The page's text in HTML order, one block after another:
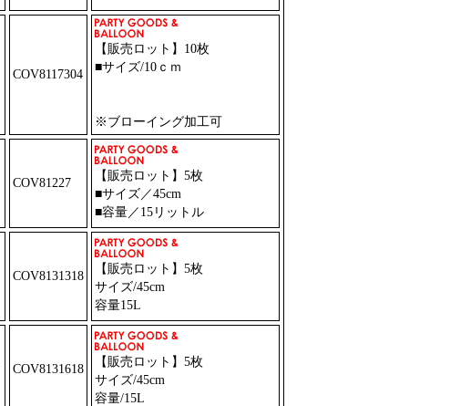
COV8117304
【販売ロット】10枚
■サイズ/10ｃｍ
※ブローイング加工可
COV81227
【販売ロット】5枚
■サイズ／45cm
■容量／15リットル
COV8131318
【販売ロット】5枚
サイズ/45cm
容量15L
COV8131618
【販売ロット】5枚
サイズ/45cm
容量/15L